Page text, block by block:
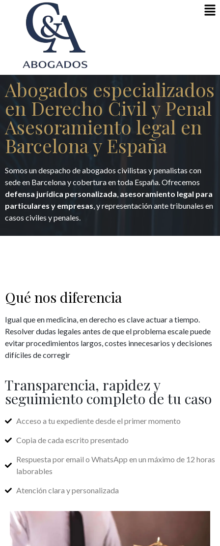
Abogados especializados
en Derecho Civil y Penal
Asesoramiento legal en
Barcelona y España
Somos un despacho de abogados civilistas y penalistas con
sede en Barcelona y cobertura en toda España. Ofrecemos
defensa jurídica personalizada, asesoramiento legal para
particulares y empresas, y representación ante tribunales en
casos civiles y penales.
Qué nos diferencia
Igual que en medicina, en derecho es clave actuar a tiempo.
Resolver dudas legales antes de que el problema escale puede
evitar procedimientos largos, costes innecesarios y decisiones
difíciles de corregir
Transparencia, rapidez y
seguimiento completo de tu caso
Acceso a tu expediente desde el primer momento
Copia de cada escrito presentado
Respuesta por email o WhatsApp en un máximo de 12 horas
laborables
Atención clara y personalizada